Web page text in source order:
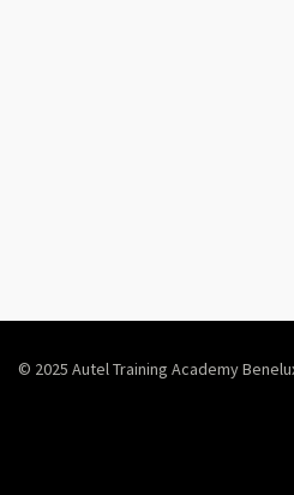
© 2025 Autel Training Academy